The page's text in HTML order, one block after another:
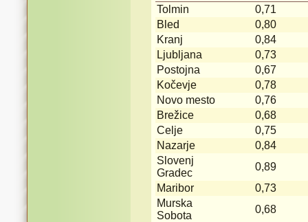
Tolmin
0,71
Bled
0,80
Kranj
0,84
Ljubljana
0,73
Postojna
0,67
Kočevje
0,78
Novo mesto
0,76
Brežice
0,68
Celje
0,75
Nazarje
0,84
Slovenj
Gradec
0,89
Maribor
0,73
Murska
Sobota
0,68